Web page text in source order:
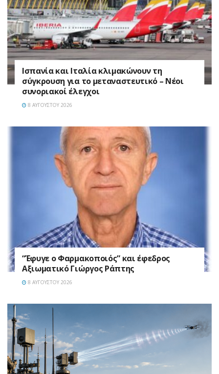
Ισπανία και Ιταλία κλιμακώνουν τη
σύγκρουση για το μεταναστευτικό – Νέοι
συνοριακοί έλεγχοι
8 ΑΥΓΟΎΣΤΟΥ 2026
“Έφυγε ο Φαρμακοποιός” και έφεδρος
Αξιωματικό Γιώργος Ράπτης
8 ΑΥΓΟΎΣΤΟΥ 2026